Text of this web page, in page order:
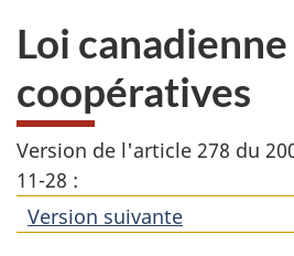
Loi
coopératives
Version de l'article 278 du
11-28 :
Version suivante